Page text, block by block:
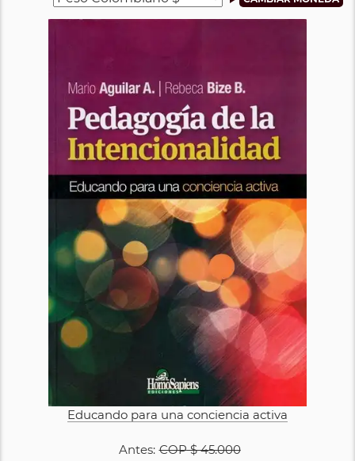
Educando para una conciencia activa
Antes: COP$ 45.000